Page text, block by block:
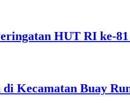
HUT RI ke-81
Kecamatan Buay